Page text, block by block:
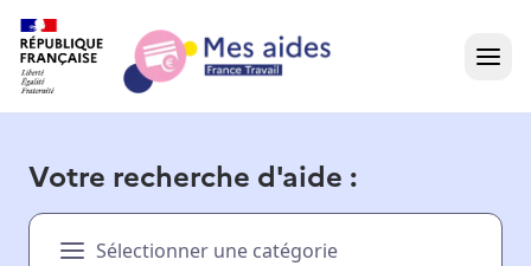
Présentation vidéo
Votre recherche d'aide :
Sélectionner une catégorie